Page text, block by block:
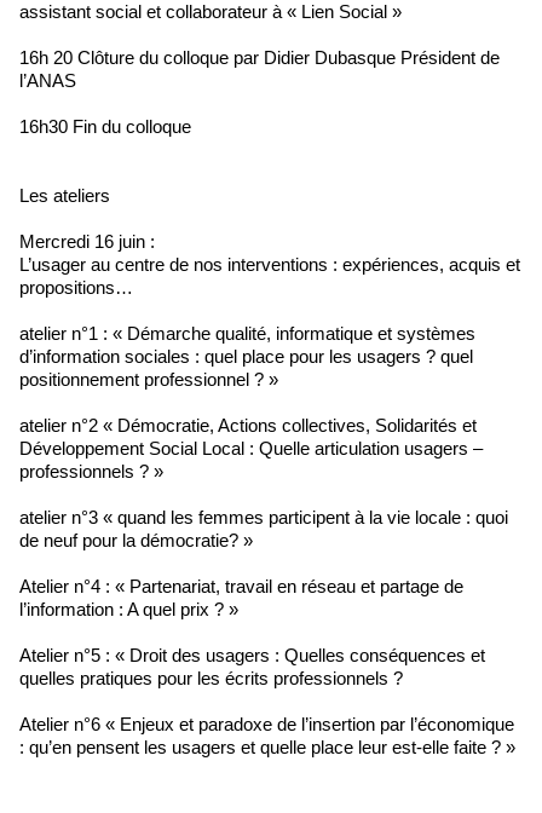
assistant social et collaborateur à « Lien Social »
16h 20 Clôture du colloque par Didier Dubasque Président de
l’ANAS
16h30 Fin du colloque
Les ateliers
Mercredi 16 juin :
L’usager au centre de nos interventions : expériences, acquis et
propositions…
atelier n°1 : « Démarche qualité, informatique et systèmes
d’information sociales : quel place pour les usagers ? quel
positionnement professionnel ? »
atelier n°2 « Démocratie, Actions collectives, Solidarités et
Développement Social Local : Quelle articulation usagers –
professionnels ? »
atelier n°3 « quand les femmes participent à la vie locale : quoi
de neuf pour la démocratie? »
Atelier n°4 : « Partenariat, travail en réseau et partage de
l’information : A quel prix ? »
Atelier n°5 : « Droit des usagers : Quelles conséquences et
quelles pratiques pour les écrits professionnels ?
Atelier n°6 « Enjeux et paradoxe de l’insertion par l’économique
: qu’en pensent les usagers et quelle place leur est-elle faite ? »